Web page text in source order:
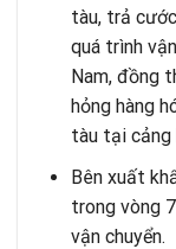
tàu, trả
quá trình
Nam, đồng
hỏng hàng
tàu tại cảng
Bên xuất
trong vòng
vận chuyển.